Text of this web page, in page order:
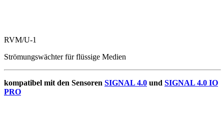
RVM/U-1
Strömungswächter für flüssige Medien
kompatibel mit den Sensoren SIGNAL 4.0 und SIGNAL 4.0 IO
PRO